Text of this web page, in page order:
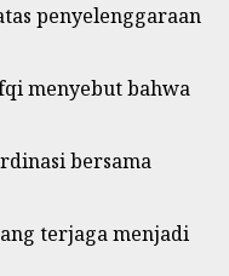
penyelenggaraan
menyebut bahwa
bersama
terjaga menjadi